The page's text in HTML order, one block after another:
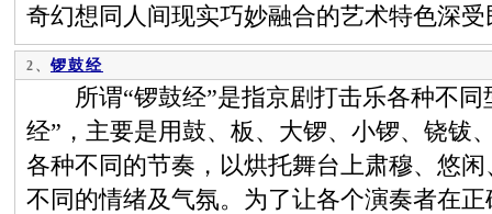
奇幻想同人间现实巧妙融合的艺术特色深
2、 锣鼓经
所谓“锣鼓经”是指京剧打击乐各种不同
经”，主要是用鼓、板、大锣、小锣、铙钹
各种不同的节奏，以烘托舞台上肃穆、悠
不同的情绪及气氛。为了让各个演奏者在